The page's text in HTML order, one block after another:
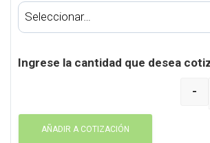
Ingrese la cantidad que desea
Pila
-
AÑADIR A COTIZACIÓN